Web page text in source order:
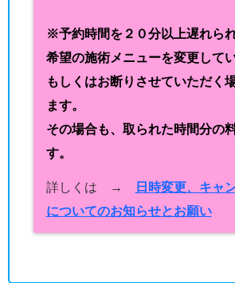
※予約時間を２０分以上遅れら
希望の施術メニューを変更して
もしくはお断りさせていただく
ます。
その場合も、取られた時間分の
す。
詳しくは →
日時変更、キャ
についてのお知らせとお願い